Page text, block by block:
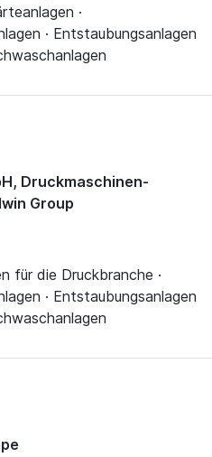
·
· Entstaubungsanlagen
Druckmaschinen-
Group
für die Druckbranche ·
· Entstaubungsanlagen